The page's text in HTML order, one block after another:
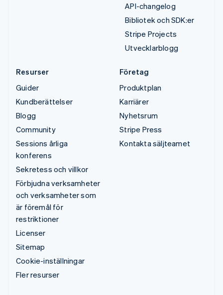
API-changelog
Bibliotek och SDK:er
Stripe Projects
Utvecklarblogg
Resurser
Guider
Kundberättelser
Blogg
Community
Sessions årliga
konferens
Sekretess och villkor
Förbjudna verksamheter
och verksamheter som
är föremål för
restriktioner
Licenser
Sitemap
Cookie-inställningar
Fler resurser
Företag
Produktplan
Karriärer
Nyhetsrum
Stripe Press
Kontakta säljteamet